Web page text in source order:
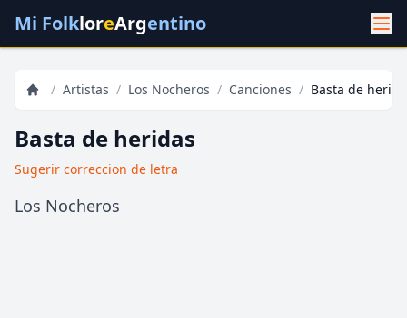
Mi FolkloreArgentino
/ Artistas / Los Nocheros / Canciones / Basta de
Basta de heridas
Sugerir correccion de letra
Los Nocheros